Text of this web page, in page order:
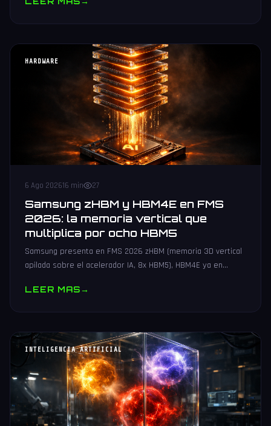
HARDWARE
6 Ago 202616 min 27
Samsung zHBM y HBM4E en FMS
2026: la memoria vertical que
multiplica por ocho HBM5
Samsung presenta en FMS 2026 zHBM (memoria 3D vertical
apilada sobre el acelerador IA, 8x HBM5), HBM4E ya en
LEER MAS→
INTELIGENCIA ARTIFICIAL